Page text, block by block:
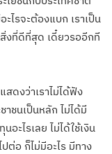
ะไรจะต้องแบก เราเป็น
สิ่งที่ดีที่สุด เดี๋ยวรออีกที
สดงว่าเราไม่ได้ฟัง
าชนเป็นหลัก ไม่ได้มี
อะไรเลย ไม่ได้ใช้เงิน
ต่อ ก็ไม่มีอะไร มีทาง